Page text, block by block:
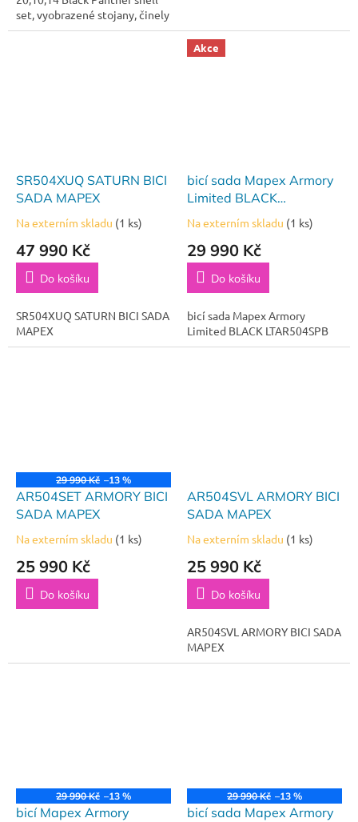
set, vyobrazené stojany, činely
a snare buben není součástí
SR504XUQ SATURN BICI
SADA MAPEX
Na externím skladu (1 ks)
47 990 Kč
Do košíku
SR504XUQ SATURN BICI SADA
MAPEX
Akce
bicí sada Mapex Armory
Limited BLACK
20,10,12,14+snare
Na externím skladu (1 ks)
29 990 Kč
Do košíku
bicí sada Mapex Armory
Limited BLACK LTAR504SPB
29 990 Kč –13 %
AR504SET ARMORY BICI
SADA MAPEX
Na externím skladu (1 ks)
25 990 Kč
Do košíku
AR504SVL ARMORY BICI
SADA MAPEX
Na externím skladu (1 ks)
25 990 Kč
Do košíku
AR504SVL ARMORY BICI SADA
MAPEX
29 990 Kč –13 %
bicí Mapex Armory
29 990 Kč –13 %
bicí sada Mapex Armory